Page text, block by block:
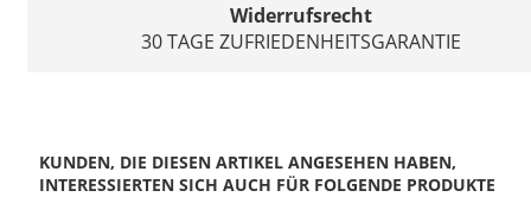
Widerrufsrecht
30 TAGE ZUFRIEDENHEITSGARANTIE
KUNDEN, DIE DIESEN ARTIKEL ANGESEHEN HABEN,
INTERESSIERTEN SICH AUCH FÜR FOLGENDE PRODUKTE